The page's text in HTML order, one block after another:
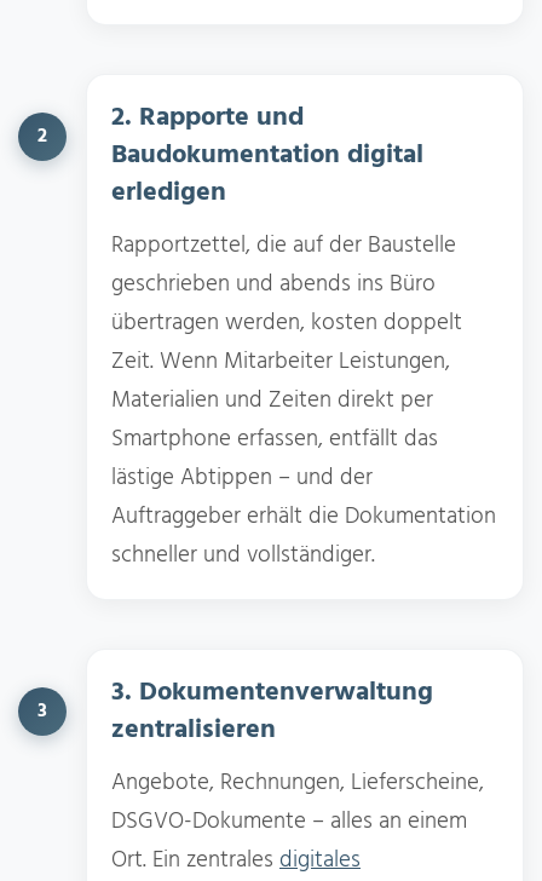
2
2. Rapporte und
Baudokumentation digital
erledigen
Rapportzettel, die auf der Baustelle
geschrieben und abends ins Büro
übertragen werden, kosten doppelt
Zeit. Wenn Mitarbeiter Leistungen,
Materialien und Zeiten direkt per
Smartphone erfassen, entfällt das
lästige Abtippen – und der
Auftraggeber erhält die Dokumentation
schneller und vollständiger.
3
3. Dokumentenverwaltung
zentralisieren
Angebote, Rechnungen, Lieferscheine,
DSGVO-Dokumente – alles an einem
Ort. Ein zentrales digitales